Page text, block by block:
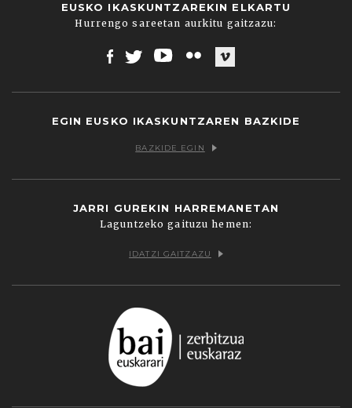
EUSKO IKASKUNTZAREKIN ELKARTU
Hurrengo sareetan aurkitu gaitzazu:
EGIN EUSKO IKASKUNTZAREN BAZKIDE
BAZKIDE EGIN
JARRI GUREKIN HARREMANETAN
Laguntzeko gaituzu hemen:
IDATZI GAITZAZU